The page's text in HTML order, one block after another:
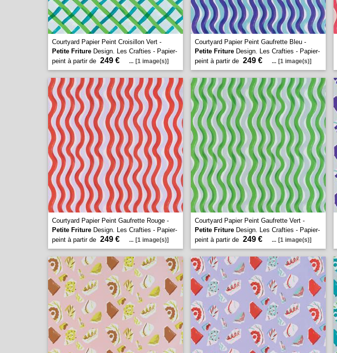
Courtyard Papier Peint Croisillon Vert -
Petite Friture Design. Les Crafties - Papier-
peint à partir de 249 € ... [1 image(s)]
Courtyard Papier Peint Gaufrette Bleu -
Petite Friture Design. Les Crafties - Papier-
peint à partir de 249 € ... [1 image(s)]
Courtyard Papier Peint Gaufrette Rouge -
Petite Friture Design. Les Crafties - Papier-
peint à partir de 249 € ... [1 image(s)]
Courtyard Papier Peint Gaufrette Vert -
Petite Friture Design. Les Crafties - Papier-
peint à partir de 249 € ... [1 image(s)]